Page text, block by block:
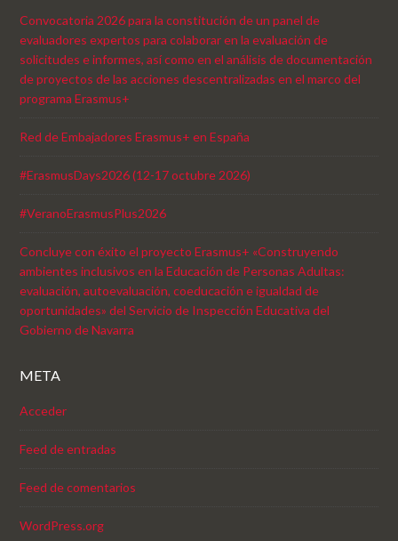
Convocatoria 2026 para la constitución de un panel de
evaluadores expertos para colaborar en la evaluación de
solicitudes e informes, así como en el análisis de documentación
de proyectos de las acciones descentralizadas en el marco del
programa Erasmus+
Red de Embajadores Erasmus+ en España
#ErasmusDays2026 (12-17 octubre 2026)
#VeranoErasmusPlus2026
Concluye con éxito el proyecto Erasmus+ «Construyendo
ambientes inclusivos en la Educación de Personas Adultas:
evaluación, autoevaluación, coeducación e igualdad de
oportunidades» del Servicio de Inspección Educativa del
Gobierno de Navarra
META
Acceder
Feed de entradas
Feed de comentarios
WordPress.org